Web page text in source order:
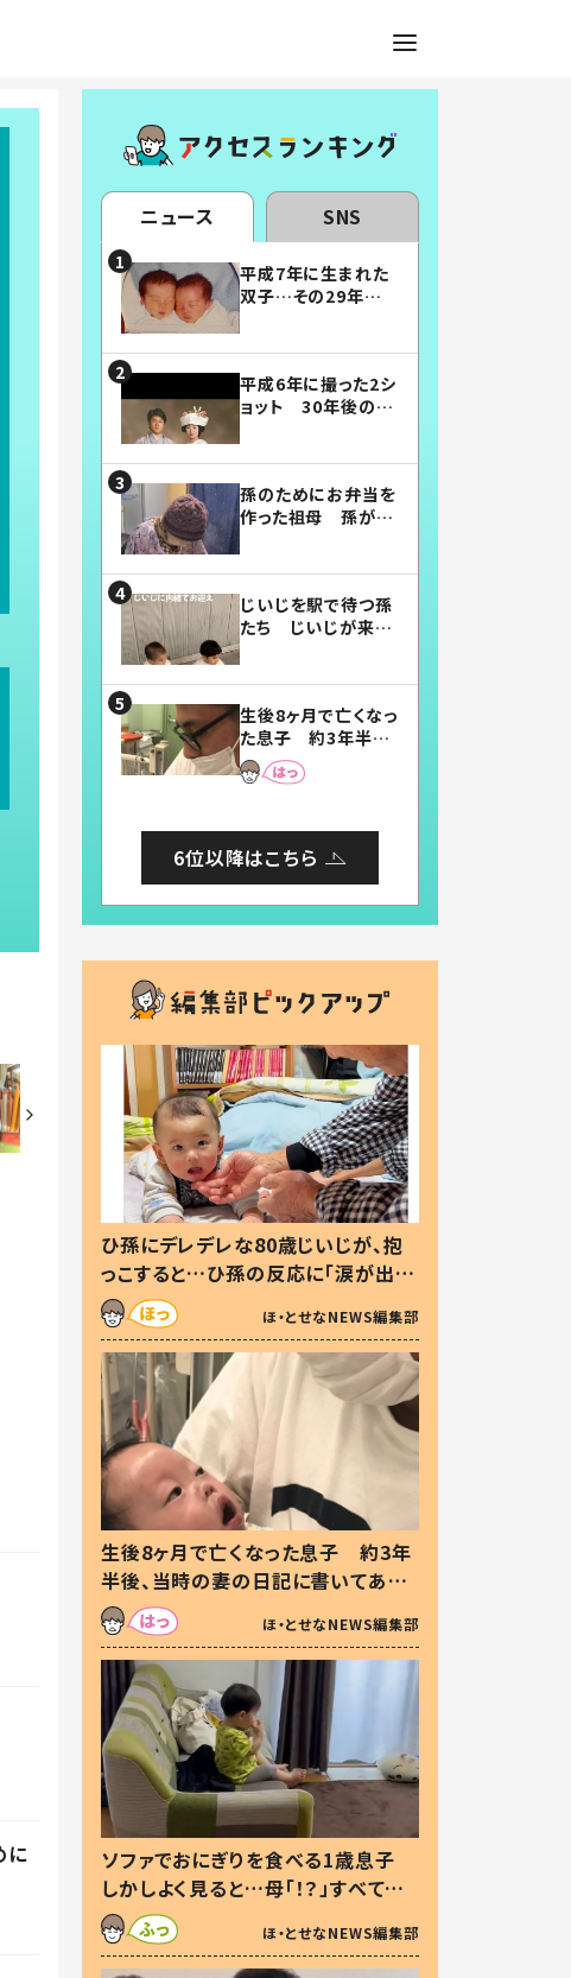
に
ニュース SNS
平成7年に生まれた
双子…その29年後
平成6年に撮った2シ
ョット 30年後の姿
孫のためにお弁当を
作った祖母 孫が絶
じいじを駅で待つ孫
たち じいじが来た
まらない」「幸せにな
れる」
生後8ヶ月で亡くなっ
た息子 約3年半
後、当時の妻の日記
に書いてあった本音
6位以降はこちら
ひ孫にデレデレな80歳じいじが、抱
っこすると…ひ孫の反応に「涙が出ま
した」「可愛くて仕方ない」
ほ・とせなNEWS編集部
生後8ヶ月で亡くなった息子 約3年
半後、当時の妻の日記に書いてあっ
た本音とは
ほ・とせなNEWS編集部
ソファでおにぎりを食べる1歳息子
しかしよく見ると…母「！？」すべてを
察した母の投稿に「可愛いから許
す！」「現行犯〜」
ほ・とせなNEWS編集部